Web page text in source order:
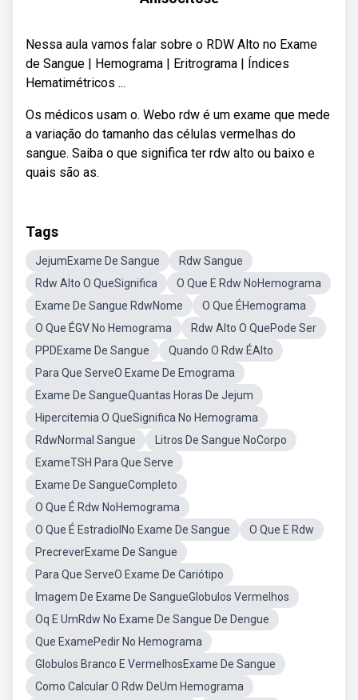
Nessa aula vamos falar sobre o RDW Alto no Exame
de Sangue | Hemograma | Eritrograma | Índices
Hematimétricos ...
Os médicos usam o. Webo rdw é um exame que mede
a variação do tamanho das células vermelhas do
sangue. Saiba o que significa ter rdw alto ou baixo e
quais são as.
Tags
JejumExame De Sangue
Rdw Sangue
Rdw Alto O QueSignifica
O Que E Rdw NoHemograma
Exame De Sangue RdwNome
O Que ÉHemograma
O Que ÉGV No Hemograma
Rdw Alto O QuePode Ser
PPDExame De Sangue
Quando O Rdw ÉAlto
Para Que ServeO Exame De Emograma
Exame De SangueQuantas Horas De Jejum
Hipercitemia O QueSignifica No Hemograma
RdwNormal Sangue
Litros De Sangue NoCorpo
ExameTSH Para Que Serve
Exame De SangueCompleto
O Que É Rdw NoHemograma
O Que É EstradiolNo Exame De Sangue
O Que E Rdw
PrecreverExame De Sangue
Para Que ServeO Exame De Cariótipo
Imagem De Exame De SangueGlobulos Vermelhos
Oq E UmRdw No Exame De Sangue De Dengue
Que ExamePedir No Hemograma
Globulos Branco E VermelhosExame De Sangue
Como Calcular O Rdw DeUm Hemograma